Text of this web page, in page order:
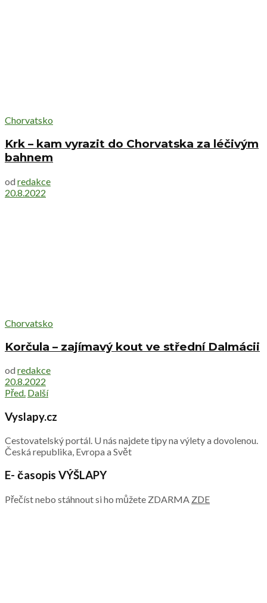
Chorvatsko
Krk – kam vyrazit do Chorvatska za léčivým
bahnem
od redakce
20.8.2022
Chorvatsko
Korčula – zajímavý kout ve střední Dalmácii
od redakce
20.8.2022
Před. Další
Vyslapy.cz
Cestovatelský portál. U nás najdete tipy na výlety a dovolenou.
Česká republika, Evropa a Svět
E- časopis VÝŠLAPY
Přečíst nebo stáhnout si ho můžete ZDARMA ZDE